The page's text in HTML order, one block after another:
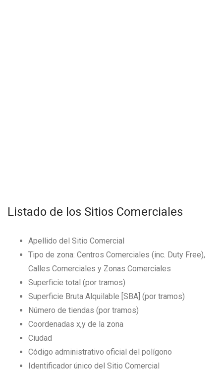
Listado de los Sitios Comerciales
Apellido del Sitio Comercial
Tipo de zona: Centros Comerciales (inc. Duty Free),
Calles Comerciales y Zonas Comerciales
Superficie total (por tramos)
Superficie Bruta Alquilable [SBA] (por tramos)
Número de tiendas (por tramos)
Coordenadas x,y de la zona
Ciudad
Código administrativo oficial del polígono
Identificador único del Sitio Comercial